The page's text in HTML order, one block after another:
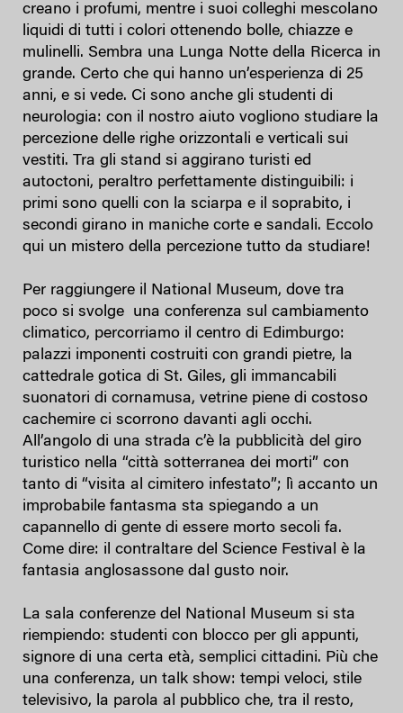
creano i profumi, mentre i suoi colleghi mescolano
liquidi di tutti i colori ottenendo bolle, chiazze e
mulinelli. Sembra una Lunga Notte della Ricerca in
grande. Certo che qui hanno un’esperienza di 25
anni, e si vede. Ci sono anche gli studenti di
neurologia: con il nostro aiuto vogliono studiare la
percezione delle righe orizzontali e verticali sui
vestiti. Tra gli stand si aggirano turisti ed
autoctoni, peraltro perfettamente distinguibili: i
primi sono quelli con la sciarpa e il soprabito, i
secondi girano in maniche corte e sandali. Eccolo
qui un mistero della percezione tutto da studiare!
Per raggiungere il National Museum, dove tra
poco si svolge una conferenza sul cambiamento
climatico, percorriamo il centro di Edimburgo:
palazzi imponenti costruiti con grandi pietre, la
cattedrale gotica di St. Giles, gli immancabili
suonatori di cornamusa, vetrine piene di costoso
cachemire ci scorrono davanti agli occhi.
All’angolo di una strada c’è la pubblicità del giro
turistico nella “città sotterranea dei morti” con
tanto di “visita al cimitero infestato”; lì accanto un
improbabile fantasma sta spiegando a un
capannello di gente di essere morto secoli fa.
Come dire: il contraltare del Science Festival è la
fantasia anglosassone dal gusto noir.
La sala conferenze del National Museum si sta
riempiendo: studenti con blocco per gli appunti,
signore di una certa età, semplici cittadini. Più che
una conferenza, un talk show: tempi veloci, stile
televisivo, la parola al pubblico che, tra il resto,